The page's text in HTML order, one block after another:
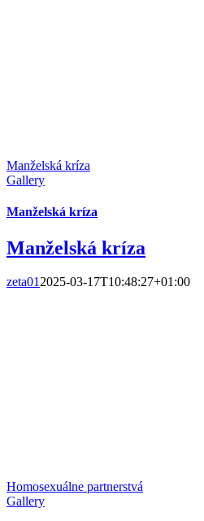
Manželská kríza
Gallery
Manželská kríza
Manželská kríza
zeta012025-03-17T10:48:27+01:00
Homosexuálne partnerstvá
Gallery